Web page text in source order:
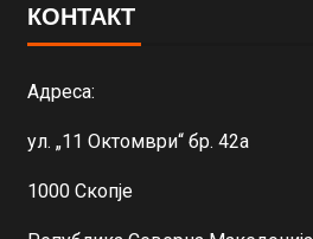
КОНТАКТ
Адреса:
ул. „11 Октомври“ бр. 42а
1000 Скопје